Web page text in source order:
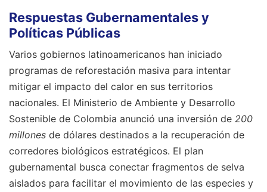
Respuestas Gubernamentales y
Políticas Públicas
Varios gobiernos latinoamericanos han iniciado
programas de reforestación masiva para intentar
mitigar el impacto del calor en sus territorios
nacionales. El Ministerio de Ambiente y Desarrollo
Sostenible de Colombia anunció una inversión de 200
millones de dólares destinados a la recuperación de
corredores biológicos estratégicos. El plan
gubernamental busca conectar fragmentos de selva
aislados para facilitar el movimiento de las especies y